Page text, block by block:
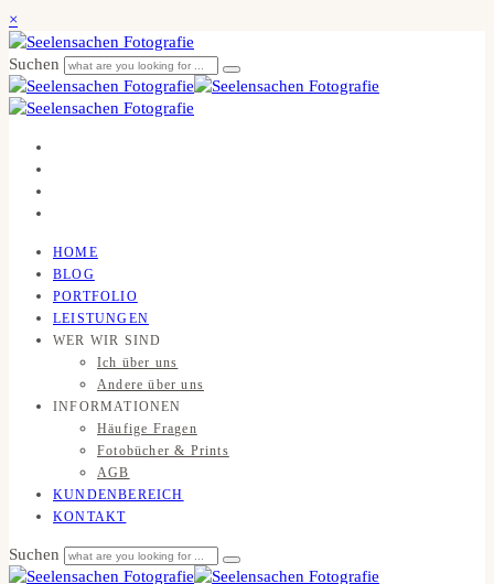
×
Suchen
HOME
BLOG
PORTFOLIO
LEISTUNGEN
WER WIR SIND
Ich über uns
Andere über uns
INFORMATIONEN
Häufige Fragen
Fotobücher & Prints
AGB
KUNDENBEREICH
KONTAKT
Suchen